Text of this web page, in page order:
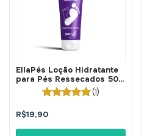
EllaPés Loção Hidratante
para Pés Ressecados 50g
- BellaPhytus
(1)
R$19,90